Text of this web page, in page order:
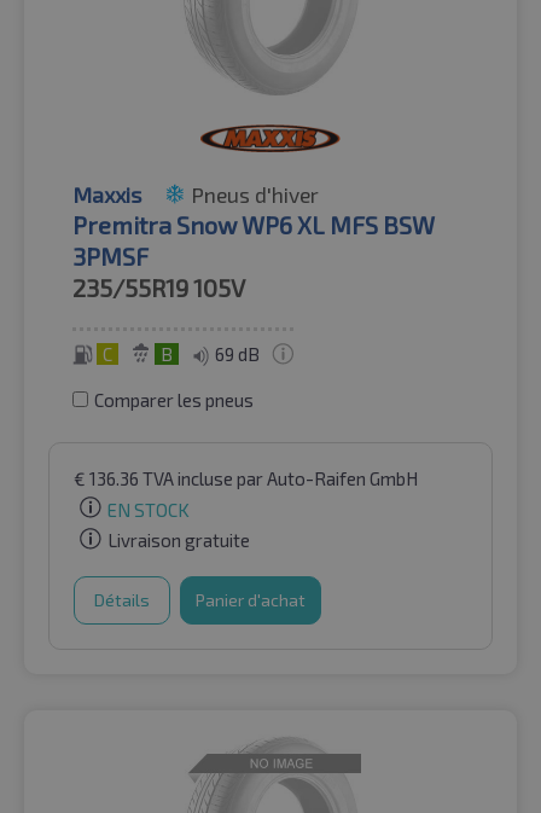
Maxxis Pneus d'hiver
Premitra Snow WP6 XL MFS BSW
3PMSF
235/55R19105V
C B 69 dB
Comparer les pneus
€ 136.36 TVA incluse par Auto-Raifen GmbH
EN STOCK
Livraison gratuite
Détails Panier d'achat